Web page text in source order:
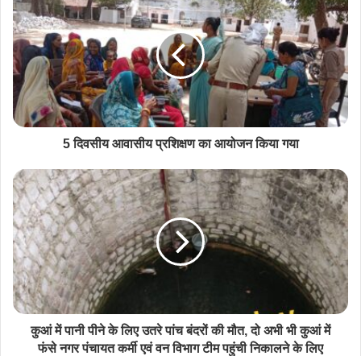
5 दिवसीय आवासीय प्रशिक्षण का आयोजन किया गया
कुआं में पानी पीने के लिए उतरे पांच बंदरों की मौत, दो अभी भी कुआं में
फंसे नगर पंचायत कर्मी एवं वन विभाग टीम पहुंची निकालने के लिए